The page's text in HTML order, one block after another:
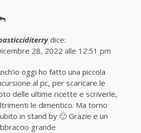
dice:
28, 2022 alle 12:51 pm
oggi ho fatto una piccola
al pc, per scaricare le
delle ultime ricette e scriverle,
le dimentico. Ma torno
in stand by 🙂 Grazie e un
grande